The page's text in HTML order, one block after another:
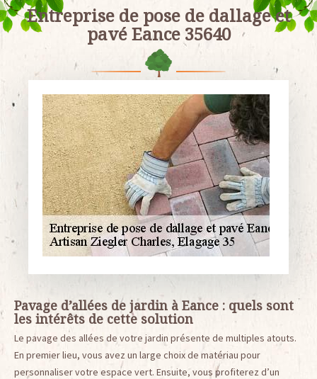
Entreprise de pose de dallage et
pavé Eance 35640
Pavage d’allées de jardin à Eance : quels sont
les intérêts de cette solution
Le pavage des allées de votre jardin présente de multiples atouts.
En premier lieu, vous avez un large choix de matériau pour
personnaliser votre espace vert. Ensuite, vous profiterez d’un